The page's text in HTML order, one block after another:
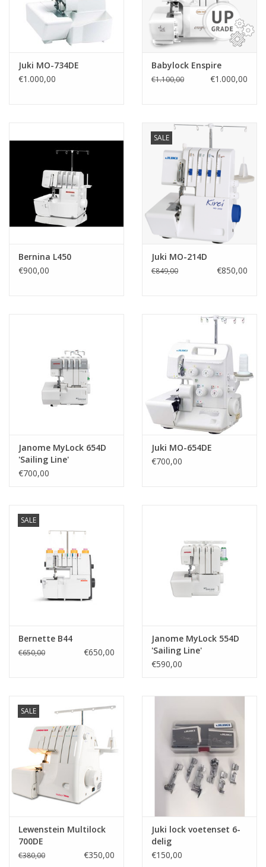
Juki MO-734DE
€1.000,00
Babylock Enspire
€1.100,00 €1.000,00
Bernina L450
€900,00
SALE
Juki MO-214D
€849,00 €850,00
Janome MyLock 654D
'Sailing Line'
€700,00
Juki MO-654DE
€700,00
SALE
Bernette B44
€650,00 €650,00
Janome MyLock 554D
'Sailing Line'
€590,00
SALE
Lewenstein Multilock
700DE
€380,00 €350,00
Juki lock voetenset 6-
delig
€150,00